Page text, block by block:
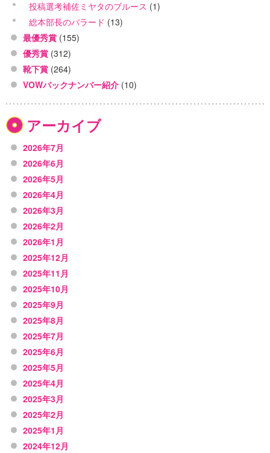
投稿選考補佐ミヤタのブルース (1)
総本部長のバラード (13)
最優秀賞 (155)
優秀賞 (312)
靴下賞 (264)
VOWバックナンバー紹介 (10)
アーカイブ
2026年7月
2026年6月
2026年5月
2026年4月
2026年3月
2026年2月
2026年1月
2025年12月
2025年11月
2025年10月
2025年9月
2025年8月
2025年7月
2025年6月
2025年5月
2025年4月
2025年3月
2025年2月
2025年1月
2024年12月